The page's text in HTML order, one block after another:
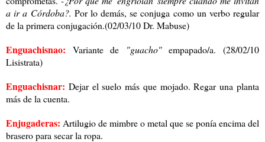
a ir a Córdoba?. Por lo demás, se conjuga como un verbo regular
de la primera conjugación.(02/03/10 Dr. Mabuse)
Enguachisnao: Variante de "guacho"empapado/a. (28/02/10
Lisistrata)
Enguachisnar: Dejar el suelo más que mojado. Regar una planta
más de la cuenta.
Enjugaderas: Artilugio de mimbre o metal que se ponía encima del
brasero para secar la ropa.